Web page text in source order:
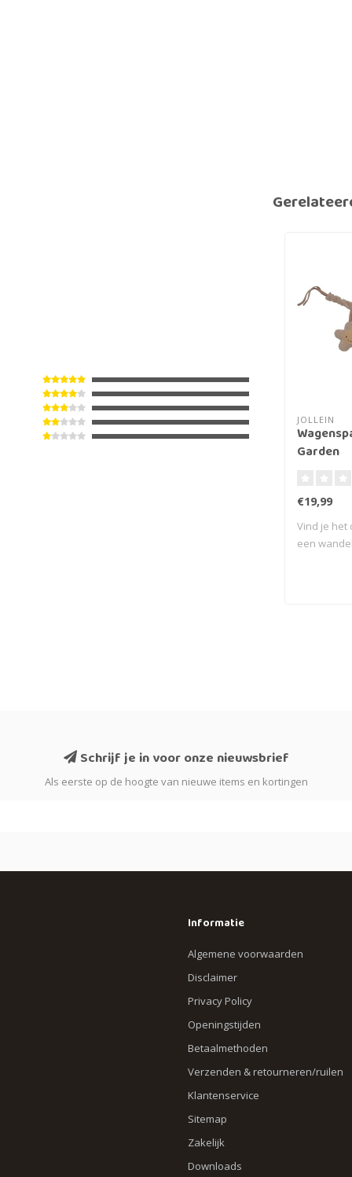
JOLLEIN
Garden
€19,99
Vind je het
een
Schrijf je in voor onze nieuwsbrief
Als eerste op de hoogte van nieuwe items en kortingen
Informatie
Algemene voorwaarden
Disclaimer
Privacy Policy
Openingstijden
Betaalmethoden
Verzenden & retourneren/ruilen
Klantenservice
Sitemap
Zakelijk
Downloads